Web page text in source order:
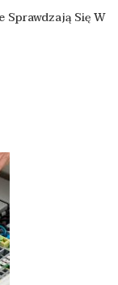
Sprawdzają Się W